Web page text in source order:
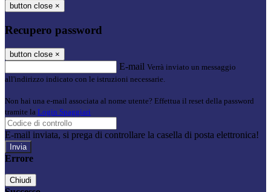
button close ×
Recupero password
button close ×
E-mail Verrà inviato un messaggio
all'indirizzo indicato con le istruzioni necessarie.
Non hai una e-mail associata al nome utente? Effettua il reset della password
tramite la Login Spaggiari
E-mail inviata, si prega di controllare la casella di posta elettronica!
Errore
Chiudi